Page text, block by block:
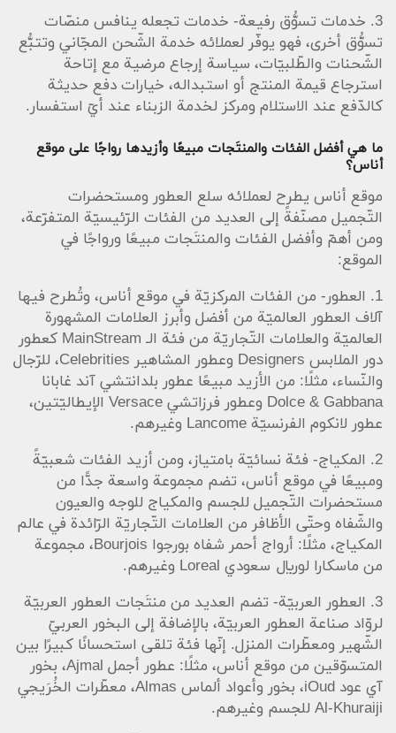
3. خدمات تسوُّق رفيعة- خدمات تجعله ينافس منصّات
تسوُّق أخرى، فهو يوفّر لعملائه خدمة الشّحن المجّاني وتتبُّع
الشّحنات والطّلبيّات، سياسة إرجاع مرضية مع إتاحة
استرجاع قيمة المنتج أو استبداله، خيارات دفع حديثة
كالدّفع عند الاستلام ومركز لخدمة الزبناء عند أيّ استفسار.
ما هي أفضل الفئات والمنتَجات مبيعًا وأزيدها رواجًا على موقع
أناس؟
موقع أناس يطرح لعملائه سلع العطور ومستحضرات
التّجميل مصنّفةً إلى العديد من الفئات الرّئيسيّة المتفرّعة،
ومن أهمّ وأفضل الفئات والمنتَجات مبيعًا ورواجًا في
الموقع:
1. العطور- من الفئات المركزيّة في موقع أناس، وتُطرح فيها
آلاف العطور العالميّة من أفضل وأبرز العلامات المشهورة
العالميّة والعلامات التّجاريّة من فئة الـ MainStream كعطور
دور الملابس Designers وعطور المشاهير Celebrities، للرّجال
والنّساء، مثلًا: من الأزيد مبيعًا عطور بلدانتشي آند غابانا
Dolce & Gabbana وعطور فرزاتشي Versace الإيطاليّتين،
عطور لانكوم الفرنسيّة Lancome وغيرهم.
2. المكياج- فئة نسائيّة بامتياز، ومن أزيد الفئات شعبيّةً
ومبيعًا في موقع أناس، تضم مجموعة واسعة جدًّا من
مستحضرات التّجميل للجسم والمكياج للوجه والعيون
والشّفاه وحتّى الأظافر من العلامات التّجاريّة الرّائدة في عالم
المكياج، مثلًا: أرواج أحمر شفاه بورجوا Bourjois، مجموعة
من ماسكارا لوريال سعودي Loreal وغيرهم.
3. العطور العربيّة- تضم العديد من منتَجات العطور العربيّة
لروّاد صناعة العطور العربيّة، بالإضافة إلى البخور العربيّ
الشّهير ومعطّرات المنزل. إنّها فئة تلقى استحسانًا كبيرًا بين
المتسوّقين من موقع أناس، مثلًا: عطور أجمل Ajmal، بخور
آي عود iOud، بخور وأعواد ألماس Almas، معطّرات الخُرَيجي
Al-Khuraiji للجسم وغيرهم.